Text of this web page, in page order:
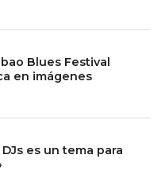
Blues Festival
en imágenes
es un tema para